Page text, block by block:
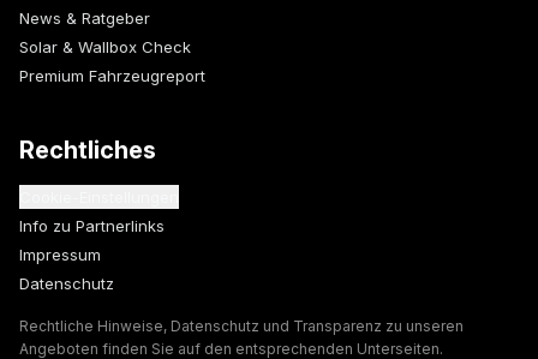
News & Ratgeber
Solar & Wallbox Check
Premium Fahrzeugreport
Rechtliches
Info zu Partnerlinks
Impressum
Datenschutz
Rechtliche Hinweise, Datenschutz und Transparenz zu unseren
Angeboten finden Sie auf den entsprechenden Unterseiten.